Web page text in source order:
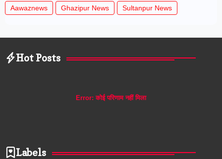
Aawaznews Ghazipur News Sultanpur News
Hot Posts
Error: कोई परिणाम नहीं मिला
Labels